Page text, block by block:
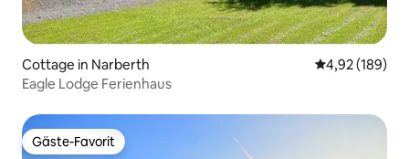
Cottage in Narberth
4,92 (189)
Eagle Lodge Ferienhaus
Gäste-Favorit
Gäste-Favorit